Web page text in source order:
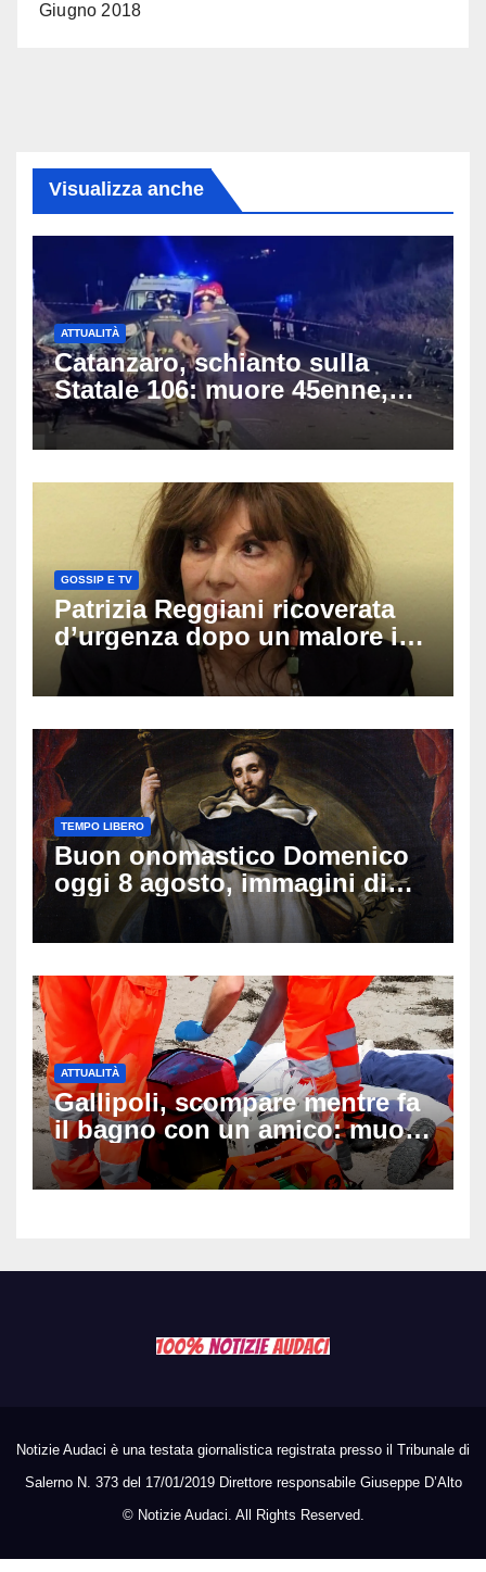
Giugno 2018
Visualizza anche
ATTUALITÀ
Catanzaro, schianto sulla
Statale 106: muore 45enne,
coinvolti un’auto, un suv e
una moto
GOSSIP E TV
Patrizia Reggiani ricoverata
d’urgenza dopo un malore in
vacanza: come sta oggi l’ex
Lady Gucci
TEMPO LIBERO
Buon onomastico Domenico
oggi 8 agosto, immagini di
auguri da condividere
ATTUALITÀ
Gallipoli, scompare mentre fa
il bagno con un amico: muore
a 19 anni dopo 45 minuti di
disperati tentativi di
Notizie Audaci è una testata giornalistica registrata presso il Tribunale di
Salerno N. 373 del 17/01/2019 Direttore responsabile Giuseppe D’Alto
© Notizie Audaci. All Rights Reserved.